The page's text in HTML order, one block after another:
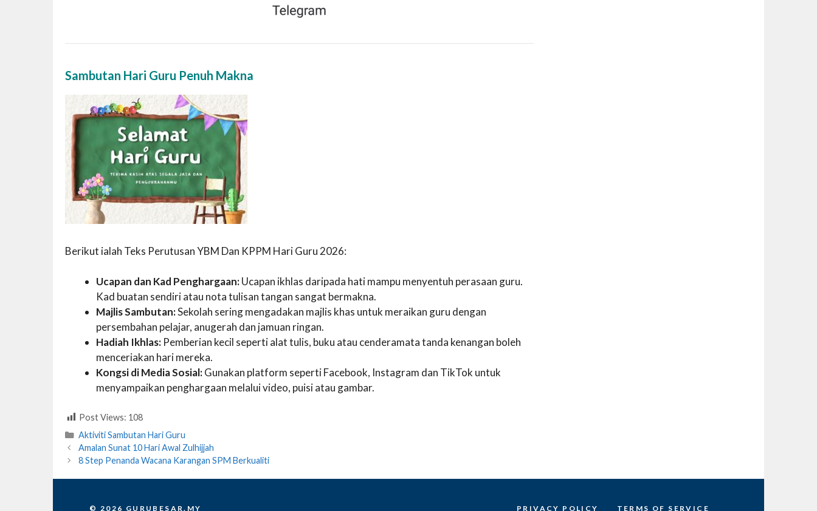
Sambutan Hari Guru Penuh Makna
Berikut ialah Teks Perutusan YBM Dan KPPM Hari Guru 2026:
Ucapan dan Kad Penghargaan:Ucapan ikhlas daripada hati mampu menyentuh perasaan guru.
Kad buatan sendiri atau nota tulisan tangan sangat bermakna.
Majlis Sambutan:Sekolah sering mengadakan majlis khas untuk meraikan guru dengan
persembahan pelajar, anugerah dan jamuan ringan.
Hadiah Ikhlas: Pemberian kecil seperti alat tulis, buku atau cenderamata tanda kenangan boleh
menceriakan hari mereka.
Kongsi di Media Sosial:Gunakan platform seperti Facebook, Instagram dan TikTok untuk
menyampaikan penghargaan melalui video, puisi atau gambar.
Post Views: 108
Categories
Aktiviti Sambutan Hari Guru
Amalan Sunat 10 Hari Awal Zulhijjah
8 Step Penanda Wacana Karangan SPM Berkualiti
© 2026 GURUBESAR.MY PRIVACY POLICY TERMS OF SERVICE